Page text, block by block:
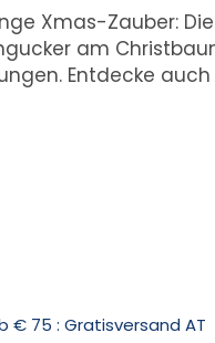
Xmas-Zauber:
am
Entdecke
€ 75 : Gratisversand AT